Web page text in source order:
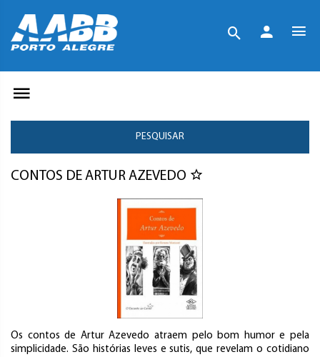
PESQUISAR
CONTOS DE ARTUR AZEVEDO
Os contos de Artur Azevedo atraem pelo bom humor e pela
simplicidade. São histórias leves e sutis, que revelam o cotidiano